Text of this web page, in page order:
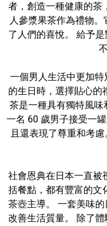
者，創造一種健康的茶
人參漿果茶作為禮物
了人們的喜悅。 給予
一個男人生活中更加
的生日時，選擇貼心的
茶是一種具有獨特風味
一名 60 歲男子接受一
且還表現了尊重和考
社會恩典在日本一直被
括餐點，都有豐富的文
茶壺主導。 一套美味
改善生活質量。 除了